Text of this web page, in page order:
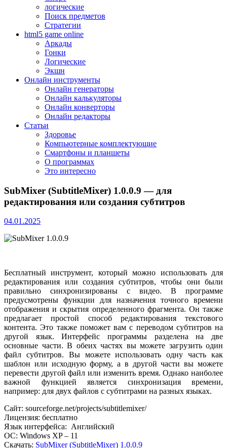
логические
Поиск предметов
Стратегии
html5 game online
Аркады
Гонки
Логические
Экшн
Онлайн инструменты
Онлайн генераторы
Онлайн калькуляторы
Онлайн конверторы
Онлайн редакторы
Статьи
Здоровье
Компьютерные комплектующие
Смартфоны и планшеты
О программах
Это интересно
SubMixer (SubtitleMixer) 1.0.0.9 — для
редактирования или создания субтитров
04.01.2025
Бесплатный инструмент, который можно использовать для
редактирования или создания субтитров, чтобы они были
правильно синхронизированы с видео. В программе
предусмотрены функции для назначения точного времени
отображения и скрытия определенного фрагмента. Он также
предлагает простой способ редактирования текстового
контента. Это также поможет вам с переводом субтитров на
другой язык. Интерфейс программы разделена на две
основные части. В обеих частях вы можете загрузить один
файл субтитров. Вы можете использовать одну часть как
шаблон или исходную форму, а в другой части вы можете
перевести другой файл или изменить время. Однако наиболее
важной функцией является синхронизация времени,
например: для двух файлов с субтитрами на разных языках.
Сайт: sourceforge.net/projects/subtitlemixer/
Лицензия: бесплатно
Язык интерфейса: Английский
ОС: Windows XP – 11
Скачать: SubMixer (SubtitleMixer) 1.0.0.9